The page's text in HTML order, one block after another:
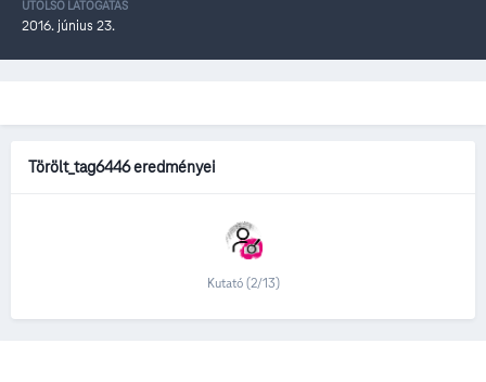
UTOLSÓ LÁTOGATÁS
2016. június 23.
Törölt_tag6446 eredményei
Kutató (2/13)